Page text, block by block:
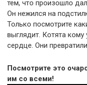
тем, что произошло
Он нежился на
Только посмотрите
выглядит. Котята
сердце. Они
Посмотрите это
им со всеми!